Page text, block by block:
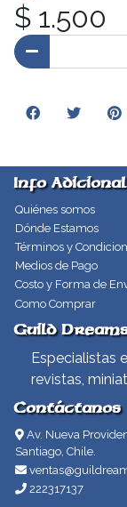
$ 1.500
Info Adicional
Quiénes somos
Dónde Estamos
Términos y
Medios de Pago
Costo y Forma de
Como Comprar
Guild
Especialistas
revistas,
Contáctanos
Av. Nueva
Santiago, Chile.
222317137